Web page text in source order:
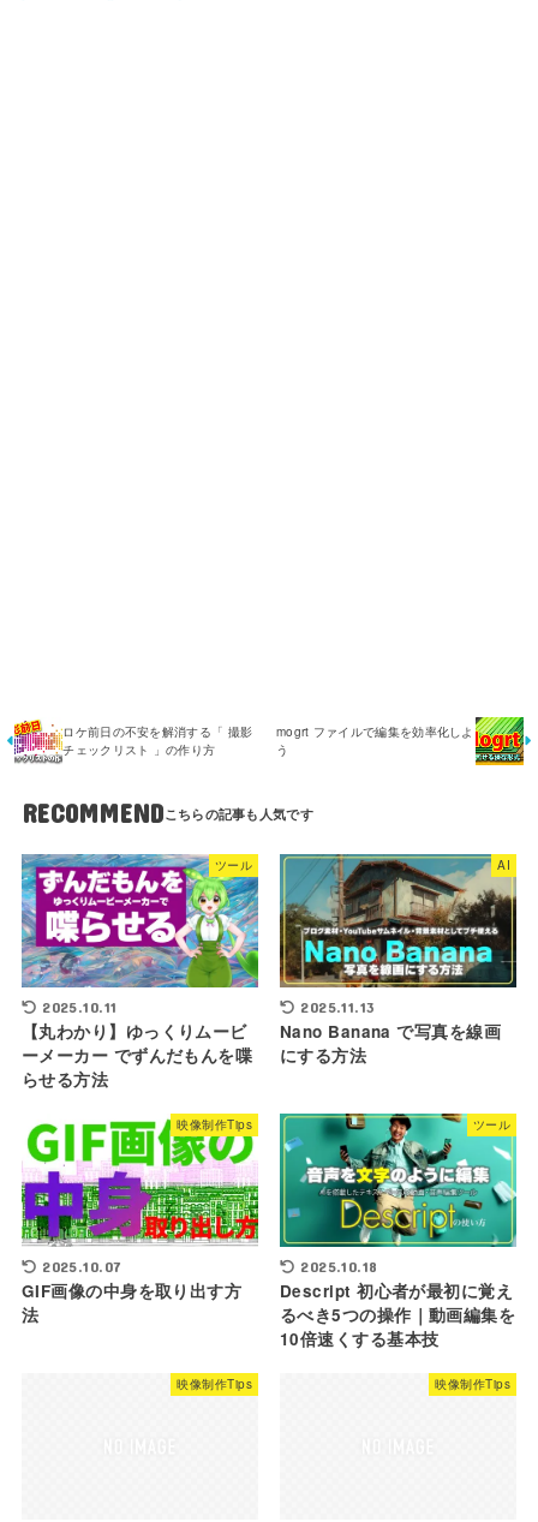
ロケ前日の不安を解消する「 撮影
チェックリスト 」の作り方
mogrt ファイルで編集を効率化しよ
う
RECOMMEND
ツール
2025.10.11
【丸わかり】ゆっくりムービ
ーメーカー でずんだもんを喋
らせる方法
AI
2025.11.13
Nano Banana で写真を線画
にする方法
映像制作Tips
2025.10.07
GIF画像の中身を取り出す方
法
ツール
2025.10.18
Descript 初心者が最初に覚え
るべき5つの操作｜動画編集を
10倍速くする基本技
映像制作Tips 映像制作Tips